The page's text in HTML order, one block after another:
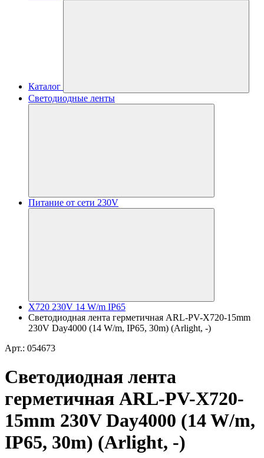
Каталог
Светодиодные ленты
Питание от сети 230V
X720 230V 14 W/m IP65
Светодиодная лента герметичная ARL-PV-X720-15mm
230V Day4000 (14 W/m, IP65, 30m) (Arlight, -)
Арт.: 054673
Светодиодная лента
герметичная ARL-PV-X720-
15mm 230V Day4000 (14 W/m,
IP65, 30m) (Arlight, -)